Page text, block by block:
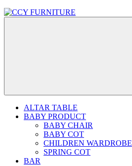
ALTAR TABLE
BABY PRODUCT
BABY CHAIR
BABY COT
CHILDREN WARDROBE
SPRING COT
BAR